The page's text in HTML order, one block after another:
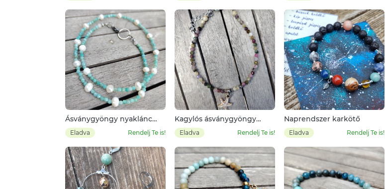
Ásványgyöngy nyaklánc
edesvízi gyönggyel
Eladva Rendelj Te is!
Kagylós ásványgyöngy
bokalánc
Eladva Rendelj Te is!
Naprendszer karkötő
Eladva Rendelj Te is!